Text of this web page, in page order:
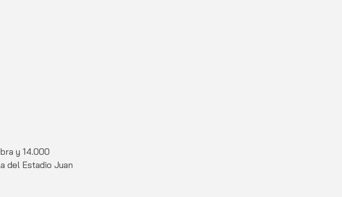
y 14.000
del Estadio Juan